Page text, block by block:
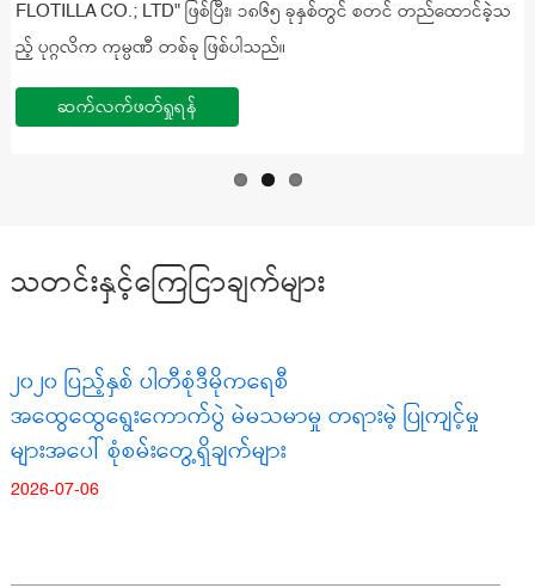
FLOTILLA CO.; LTD" ဖြစ်ပြီး၊ ၁၈၆၅ ခုနှစ်တွင် စတင် တည်ထောင်ခဲ့သ
ည့် ပုဂ္ဂလိက ကုမ္ပဏီ တစ်ခု ဖြစ်ပါသည်။
ဆက်လက်ဖတ်ရှုရန်
FLOTILLA CO.; LTD" ဖြစ်ပြီး၊ ၁၈၆၅ ခုနှစ်တွင် စတင် တည်ထောင်ခဲ့သ
ည့် ပုဂ္ဂလိက ကုမ္ပဏီ တစ်ခု ဖြစ်ပါသည်။
ဆက်လက်ဖတ်ရှုရန်
FLOTILLA CO.; LTD" ဖြစ်ပြီး၊ ၁၈၆၅ ခုနှစ်တွင် စတင် တည်ထောင်ခဲ့သ
ည့် ပုဂ္ဂလိက ကုမ္ပဏီ တစ်ခု ဖြစ်ပါသည်။
ဆက်လက်ဖတ်ရှုရန်
သတင်းနှင့်ကြေငြာချက်များ
၂၀၂၀ ပြည့်နှစ် ပါတီစုံဒီမိုကရေစီ
အထွေထွေရွေးကောက်ပွဲ မဲမသမာမှု တရားမဲ့ ပြုကျင့်မှု
များအပေါ် စုံစမ်းတွေ့ရှိချက်များ
2026-07-06